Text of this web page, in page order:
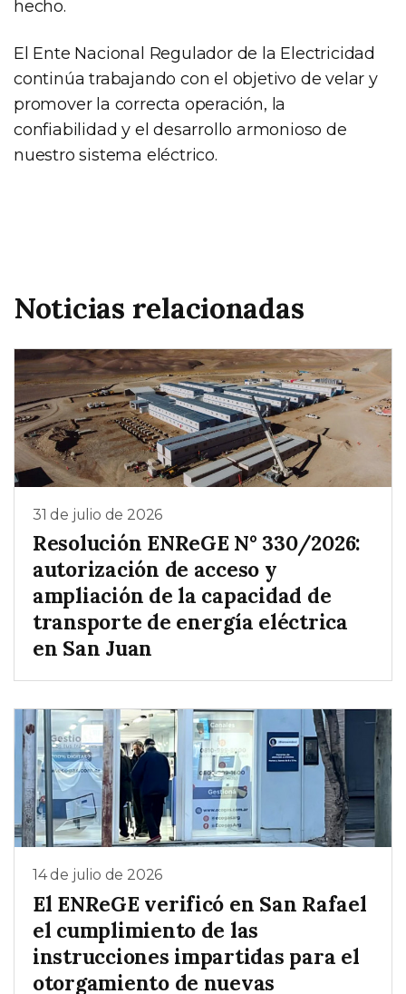
hecho.
El Ente Nacional Regulador de la Electricidad
continúa trabajando con el objetivo de velar y
promover la correcta operación, la
confiabilidad y el desarrollo armonioso de
nuestro sistema eléctrico.
Noticias relacionadas
31 de julio de 2026
Resolución ENReGE N° 330/2026:
autorización de acceso y
ampliación de la capacidad de
transporte de energía eléctrica
en San Juan
14 de julio de 2026
El ENReGE verificó en San Rafael
el cumplimiento de las
instrucciones impartidas para el
otorgamiento de nuevas